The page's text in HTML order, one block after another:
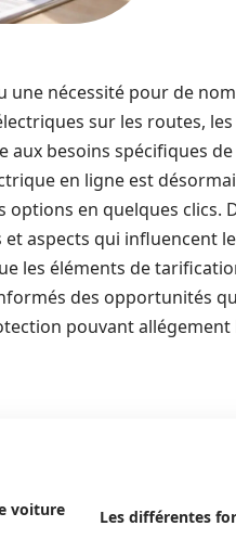
nécessité pour de
sur les routes,
besoins spécifiques
en ligne est
en quelques clics.
aspects qui influencent
les éléments de
des opportunités
pouvant allégement
voiture
Les différentes